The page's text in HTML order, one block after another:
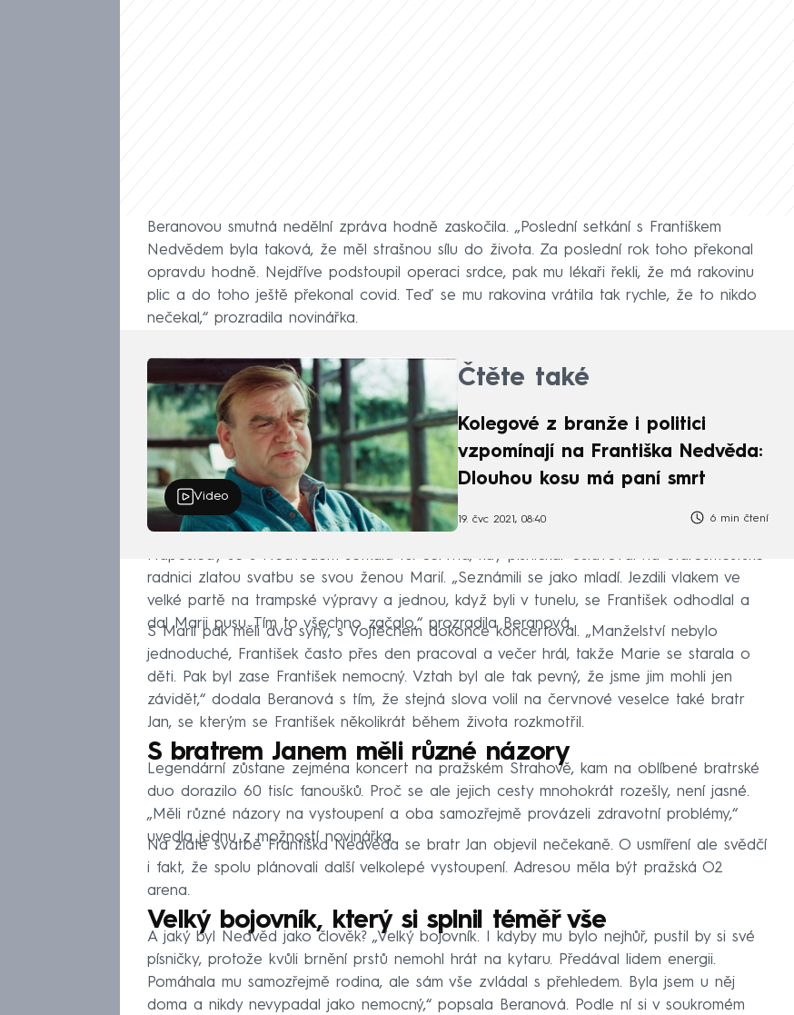
Beranovou smutná nedělní zpráva hodně zaskočila. „Poslední setkání s Františkem
Nedvědem byla taková, že měl strašnou sílu do života. Za poslední rok toho překonal
opravdu hodně. Nejdříve podstoupil operaci srdce, pak mu lékaři řekli, že má rakovinu
plic a do toho ještě překonal covid. Teď se mu rakovina vrátila tak rychle, že to nikdo
nečekal,“ prozradila novinářka.
Video
Čtěte také
Kolegové z branže i politici
vzpomínají na Františka Nedvěda:
Dlouhou kosu má paní smrt
19. čvc 2021, 08:40 6 min čtení
Naposledy se s Nedvědem setkala 10. června, kdy písničkář oslavoval na Starosměstské
radnici zlatou svatbu se svou ženou Marií. „Seznámili se jako mladí. Jezdili vlakem ve
velké partě na trampské výpravy a jednou, když byli v tunelu, se František odhodlal a
dal Marii pusu. Tím to všechno začalo,“ prozradila Beranová.
S Marií pak měli dva syny, s Vojtěchem dokonce koncertoval. „Manželství nebylo
jednoduché, František často přes den pracoval a večer hrál, takže Marie se starala o
děti. Pak byl zase František nemocný. Vztah byl ale tak pevný, že jsme jim mohli jen
závidět,“ dodala Beranová s tím, že stejná slova volil na červnové veselce také bratr
Jan, se kterým se František několikrát během života rozkmotřil.
S bratrem Janem měli různé názory
Legendární zůstane zejména koncert na pražském Strahově, kam na oblíbené bratrské
duo dorazilo 60 tisíc fanoušků. Proč se ale jejich cesty mnohokrát rozešly, není jasné.
„Měli různé názory na vystoupení a oba samozřejmě provázeli zdravotní problémy,“
uvedla jednu z možností novinářka.
Na zlaté svatbě Františka Nedvěda se bratr Jan objevil nečekaně. O usmíření ale svědčí
i fakt, že spolu plánovali další velkolepé vystoupení. Adresou měla být pražská O2
arena.
Velký bojovník, který si splnil téměř vše
A jaký byl Nedvěd jako člověk? „Velký bojovník. I kdyby mu bylo nejhůř, pustil by si své
písničky, protože kvůli brnění prstů nemohl hrát na kytaru. Předával lidem energii.
Pomáhala mu samozřejmě rodina, ale sám vše zvládal s přehledem. Byla jsem u něj
doma a nikdy nevypadal jako nemocný,“ popsala Beranová. Podle ní si v soukromém